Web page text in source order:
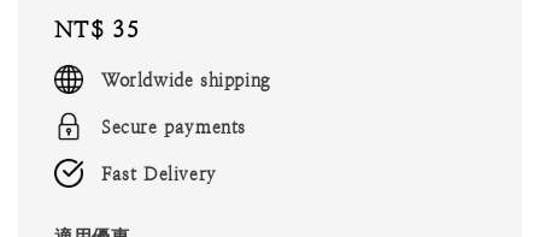
Regular
price
NT$ 35
Worldwide shipping
Secure payments
Fast Delivery